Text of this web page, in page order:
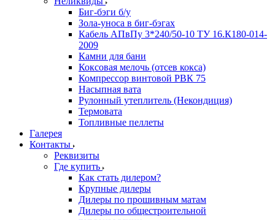
Биг-бэги б/у
Зола-уноса в биг-бэгах
Кабель АПвПу 3*240/50-10 ТУ 16.К180-014-
2009
Камни для бани
Коксовая мелочь (отсев кокса)
Компрессор винтовой РВК 75
Насыпная вата
Рулонный утеплитель (Некондиция)
Термовата
Топливные пеллеты
Галерея
Контакты
Реквизиты
Где купить
Как стать дилером?
Крупные дилеры
Дилеры по прошивным матам
Дилеры по общестроительной